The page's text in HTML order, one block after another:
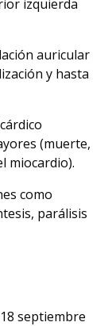
izquierda
auricular
y hasta
(muerte,
miocardio).
como
parálisis
septiembre